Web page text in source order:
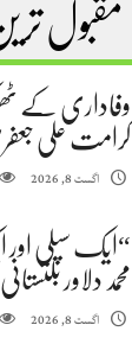
مقبول
وفاداری کے
کرامت علی
اگست 8, 2026
“ایک سپلی اور
محمد دلاور بلتستانی
اگست 8, 2026